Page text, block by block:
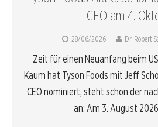
CEO am 4.
28/06/2026 Dr. Robert
Zeit für einen Neuanfang beim
Kaum hat Tyson Foods mit Jeff
CEO nominiert, steht schon der
an: Am 3. August